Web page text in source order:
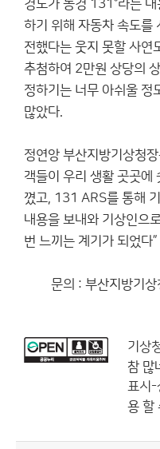
경도가 동경 131°라는
하기 위해 자동차 속도
전했다는 웃지 못할 사연
추첨하여 2만원 상당의
정하기는 너무 아쉬울 정
많았다.
정연앙 부산지방기상청
객들이 우리 생활 곳곳에
꼈고, 131 ARS를 통해
내용을 보내와 기상인으
번 느끼는 계기가 되었다
문의 : 부산지방기
기상
참 많
표시-
용 할